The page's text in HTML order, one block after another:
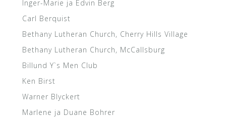
Inger-Marie ja Edvin Berg
Carl Berquist
Bethany Lutheran Church, Cherry Hills Village
Bethany Lutheran Church, McCallsburg
Billund Y`s Men Club
Ken Birst
Warner Blyckert
Marlene ja Duane Bohrer